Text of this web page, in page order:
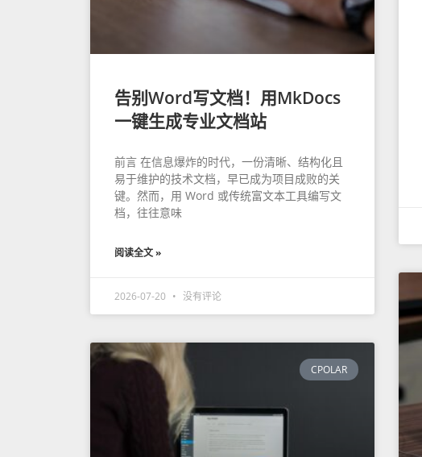
告别Word写文档！用MkDocs
一键生成专业文档站
前言 在信息爆炸的时代，一份清晰、结构化且
易于维护的技术文档，早已成为项目成败的关
键。然而，用 Word 或传统富文本工具编写文
档，往往意味
阅读全文 »
2026-07-20 没有评论
CPOLAR